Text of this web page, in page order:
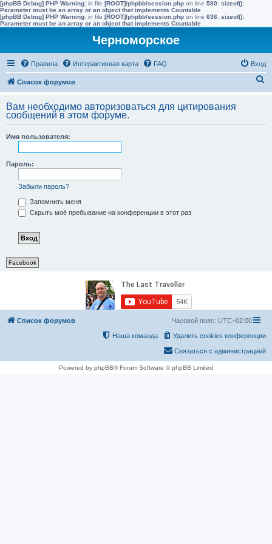
[phpBB Debug] PHP Warning: in file [ROOT]/phpbb/session.php on line 580: sizeof():
Parameter must be an array or an object that implements Countable
[phpBB Debug] PHP Warning: in file [ROOT]/phpbb/session.php on line 636: sizeof():
Parameter must be an array or an object that implements Countable
Черноморское
Правила Интерактивная карта FAQ Вход
Список форумов
с
Вам необходимо авторизоваться для цитирования
сообщений в этом форуме.
Имя пользователя:
Пароль:
Забыли пароль?
Запомнить меня
Скрыть моё пребывание на конференции в этот раз
Facebook
Список форумов Часовой пояс: UTC+02:00
Удалить cookies конференции
Наша команда
Связаться с администрацией
Powered by phpBB® Forum Software © phpBB Limited